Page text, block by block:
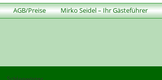
AGB/Preise Mirko Seidel – Ihr Gästeführer